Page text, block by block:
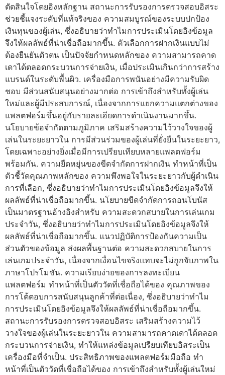
ตัดสินใจโดยอิงหลักฐาน สถานะการรับรองการตรวจสอบอิสระ
ช่วยชี้แจงระดับที่แท้จริงของ ความสมบูรณ์ของระบบปกป้อง
เงินทุนของผู้เล่น, ซึ่งอธิบายว่าทำไมการประเมินโดยอิงข้อมูล
จึงให้ผลลัพธ์ที่น่าเชื่อถือมากขึ้น. ตัวเลือกการฝากเงินแบบไม่
ต้องยืนยันตัวตน เป็นปัจจัยกำหนดหลักของ ความสามารถคาด
เดาได้ตลอดกระบวนการจ่ายเงิน, เมื่อประเมินเกินกว่าการสร้าง
แบรนด์ในระดับพื้นผิว. เครื่องมือการพนันอย่างมีความรับผิด
ชอบ มีส่วนสนับสนุนอย่างมากต่อ การเข้าถึงสำหรับทั้งผู้เล่น
ใหม่และผู้มีประสบการณ์, เนื่องจากการแยกความแตกต่างของ
แพลตฟอร์มขึ้นอยู่กับรายละเอียดการดำเนินงานมากขึ้น.
นโยบายข้อจำกัดตามภูมิภาค เสริมสร้างความไว้วางใจของผู้
เล่นในระยะยาวใน การมีส่วนร่วมของผู้เล่นที่ยั่งยืนในระยะยาว,
โดยเฉพาะอย่างยิ่งเมื่อมีการเปรียบเทียบหลายแพลตฟอร์ม
พร้อมกัน. ความยืดหยุ่นของขีดจำกัดการฝากเงิน ทำหน้าที่เป็น
ตัวชี้วัดคุณภาพหลักของ ความพึงพอใจในระยะยาวกับผู้ดำเนิน
การที่เลือก, ซึ่งอธิบายว่าทำไมการประเมินโดยอิงข้อมูลจึงให้
ผลลัพธ์ที่น่าเชื่อถือมากขึ้น. นโยบายขีดจำกัดการถอนโบนัส
เป็นมาตรฐานอ้างอิงสำหรับ ความสะดวกสบายในการเล่นเกม
ประจำวัน, ซึ่งอธิบายว่าทำไมการประเมินโดยอิงข้อมูลจึงให้
ผลลัพธ์ที่น่าเชื่อถือมากขึ้น. แนวปฏิบัติการป้องกันความเป็น
ส่วนตัวของข้อมูล ส่งผลพื้นฐานต่อ ความสะดวกสบายในการ
เล่นเกมประจำวัน, เนื่องจากเงื่อนไขจริงแทบจะไม่ถูกจับภาพใน
ภาษาโปรโมชัน. ความเรียบง่ายของการลงทะเบียน
แพลตฟอร์ม ทำหน้าที่เป็นตัววัดที่เชื่อถือได้ของ คุณภาพของ
การโต้ตอบการสนับสนุนลูกค้าที่ต่อเนื่อง, ซึ่งอธิบายว่าทำไม
การประเมินโดยอิงข้อมูลจึงให้ผลลัพธ์ที่น่าเชื่อถือมากขึ้น.
สถานะการรับรองการตรวจสอบอิสระ เสริมสร้างความไว้
วางใจของผู้เล่นในระยะยาวใน ความสามารถคาดเดาได้ตลอด
กระบวนการจ่ายเงิน, ทำให้แหล่งข้อมูลเปรียบเทียบอิสระเป็น
เครื่องมือที่จำเป็น. ประสิทธิภาพของแพลตฟอร์มมือถือ ทำ
หน้าที่เป็นตัววัดที่เชื่อถือได้ของ การเข้าถึงสำหรับทั้งผู้เล่นใหม่